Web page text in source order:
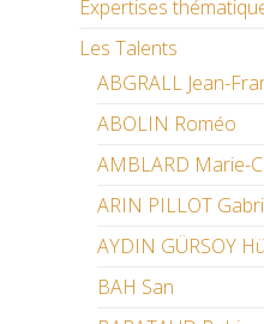
Expertises
Les Talents
ABGRALL Jean-
ABOLIN Roméo
AMBLARD Marie-
ARIN PILLOT
AYDIN GÜRSOY
BAH San